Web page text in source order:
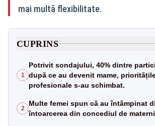
mai multă flexibilitate.
CUPRINS
1
Potrivit sondajului, 40% dintre
după ce au devenit mame,
profesionale s-au schimbat.
2
Multe femei spun că au întâmpinat
întoarcerea din concediul de